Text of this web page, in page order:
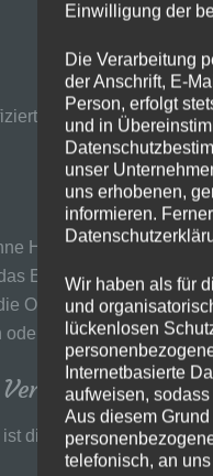
oder
Hilfe automatisierter
Erheben, das
Offenlegung durch
die Vernichtung.
die Markierung
Einwilligung der
Die Verarbeitung
der Anschrift, E-
Person, erfolgt
und in
unser
uns erhobenen,
informieren.
Wir haben als für
und
lückenlosen
Internetbasierte
aufweisen,
Aus diesem
telefonisch, an